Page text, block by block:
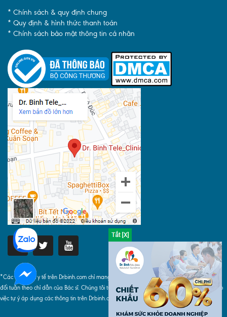
* Chính sách & quy định chung
* Quy định & hình thức thanh toán
* Chính sách bảo mật thông tin cá nhân
*Các thông tin y tế trên Drbinh.com chỉ mang tính chất tham khảo, khi áp dụng phải tuyệt
đối tuân theo chỉ dẫn của Bác sĩ. Chúng tôi tuyệt đối không chịu bất cứ trách nhiệm nào do
việc tự ý áp dụng các thông tin trên Drbinh.com gây ra.